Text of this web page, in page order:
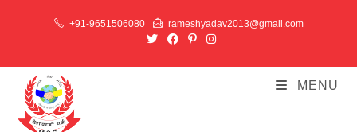
+91-9651506080 rameshyadav2013@gmail.com
MENU